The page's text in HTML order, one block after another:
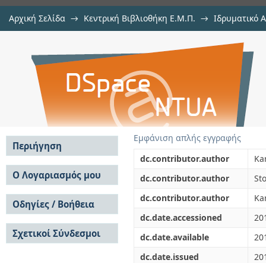
Αρχική Σελίδα → Κεντρική Βιβλιοθήκη Ε.Μ.Π. → Ιδρυματικό
Evaluation of the oxidation
Εμφάνιση απλής εγγραφής
dc.contributor.author
dc.contributor.author
dc.contributor.author
dc.date.accessioned
dc.date.available
dc.date.issued
Περιήγηση
Σε όλο το DSpace
Κοινότητες & Συλλογές
Ανά Ημερομηνία
Έκδοσης
Συγγραφείς
Τίτλοι
Θέματα
Ο Λογαριασμός μου
Σύνδεση
Εγγραφή
Οδηγίες / Βοήθεια
Οδηγίες Υποβολής
Οδηγίες Χρήσης ΙΑ
Συχνές Ερωτήσεις
Σχετικοί Σύνδεσμοι